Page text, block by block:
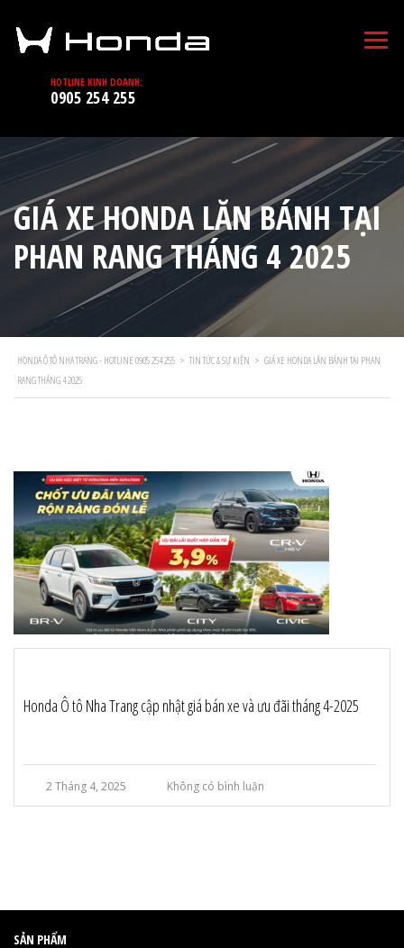
HOTLINE KINH DOANH:
0905 254 255
GIÁ XE HONDA LĂN BÁNH TẠI
PHAN RANG THÁNG 4 2025
HONDA Ô TÔ NHA TRANG - HOTLINE 0905 254 255 > TIN TỨC & SỰ KIỆN > GIÁ XE HONDA LĂN BÁNH TẠI PHAN
RANG THÁNG 4 2025
Honda Ô tô Nha Trang cập nhật giá bán xe và ưu đãi tháng 4-2025
2 Tháng 4, 2025 Không có bình luận
SẢN PHẨM